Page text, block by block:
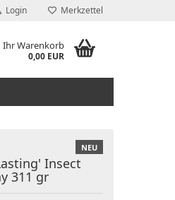
Login Merkzettel
Ihr Warenkorb
0,00 EUR
NEU
Insect
311 gr